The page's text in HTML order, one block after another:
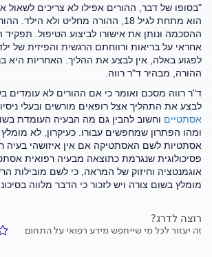
"בסופו של דבר, ההורים אפילו לא צריכים לשאול
הוא מתחת לגיל 18, ההורה מחליט ולא
ההסכמה ונותן את אישורו לביצוע הטיפול. תפקיד
אחראי על בריאות ורווחתם הרגשית והפיזית של
לפגוע באלה, אין לבצע את ההליך. האחריות היא
ההורה, מבהיר ד"ר רווה.
ד"ר רווה מסכם ואומר כי אם ההורים לא עומדים
לבצע את התהליך אצל רופאים מורשים ובעלי
אסתטיים וחשוב להבין גם מה הבעיה העומדת
ומהו הפתרון שמחפשים עבורו. כעיקרון, לא
אסתטיות לשם האסתטיקה אם אין איזושהי בעיה
פסיכולוגית שנגרמת כתוצאה מבעיה רפואית
אוגמנטציה וחיזוק של המראה, כי לשם מובילות
מומלץ בשום צורה ויש לזכור כי הדבר מלווה
רוצה לדרג?
זה יעזור לכל מי שייחפש מידע רפואי על התחום